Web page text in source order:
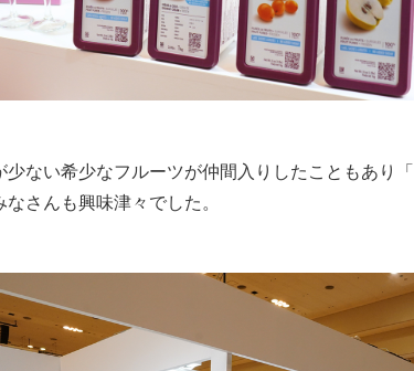
ない希少なフルーツが仲間入りしたこともあり
さんも興味津々でした。